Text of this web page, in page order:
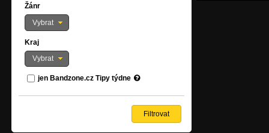
Žánr
Vybrat
Kraj
Vybrat
jen Bandzone.cz Tipy týdne